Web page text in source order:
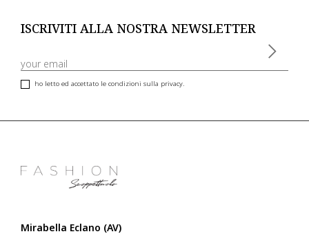
ISCRIVITI ALLA NOSTRA NEWSLETTER
ho letto ed accettato le condizioni sulla privacy.
Mirabella Eclano (AV)